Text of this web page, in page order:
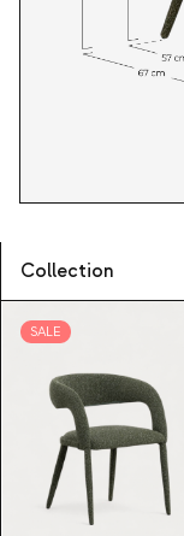
Collection
SALE